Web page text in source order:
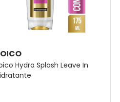
Hydra Splash Leave In